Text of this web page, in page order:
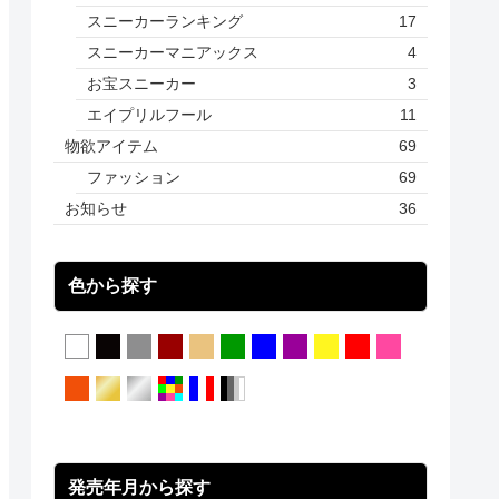
スニーカーランキング
17
スニーカーマニアックス
4
お宝スニーカー
3
エイプリルフール
11
物欲アイテム
69
ファッション
69
お知らせ
36
色から探す
発売年月から探す